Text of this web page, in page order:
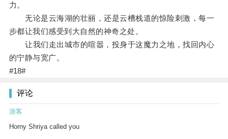
力。
无论是云海湖的壮丽，还是云槽栈道的惊险刺激，每一
步都让我们感受到大自然的神奇之处。
让我们走出城市的喧嚣，投身于这魔力之地，找回内心
的宁静与宽广。
#18#
评论
游客
Horny Shriya called you